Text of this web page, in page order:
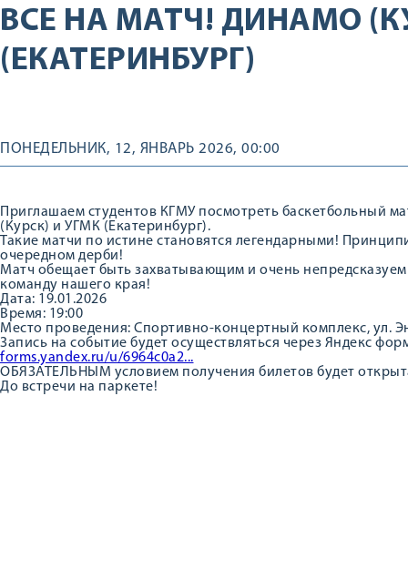
ВСЕ НА МАТЧ! ДИНАМО
(ЕКАТЕРИНБУРГ)
ПОНЕДЕЛЬНИК, 12, ЯНВАРЬ 2026, 00:00
Приглашаем студентов КГМУ посмотреть баскетбольный
(Курск) и УГМК (Екатеринбург).
Такие матчи по истине становятся легендарными!
очередном дерби!
Матч обещает быть захватывающим и очень
команду нашего края!
Дата: 19.01.2026
Время: 19:00
Место проведения: Спортивно-концертный комплекс, ул.
Запись на событие будет осуществляться через Яндекс
forms.yandex.ru/u/6964c0a2...
ОБЯЗАТЕЛЬНЫМ условием получения билетов будет
До встречи на паркете!